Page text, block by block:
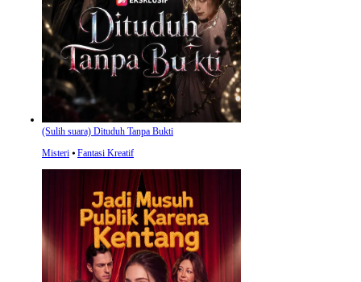
(Sulih suara) Dituduh Tanpa Bukti
Misteri ⦁ Fantasi Kreatif